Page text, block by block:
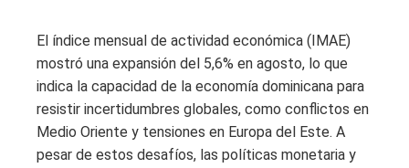
El índice mensual de actividad económica (IMAE)
mostró una expansión del 5,6% en agosto, lo que
indica la capacidad de la economía dominicana para
resistir incertidumbres globales, como conflictos en
Medio Oriente y tensiones en Europa del Este. A
pesar de estos desafíos, las políticas monetaria y